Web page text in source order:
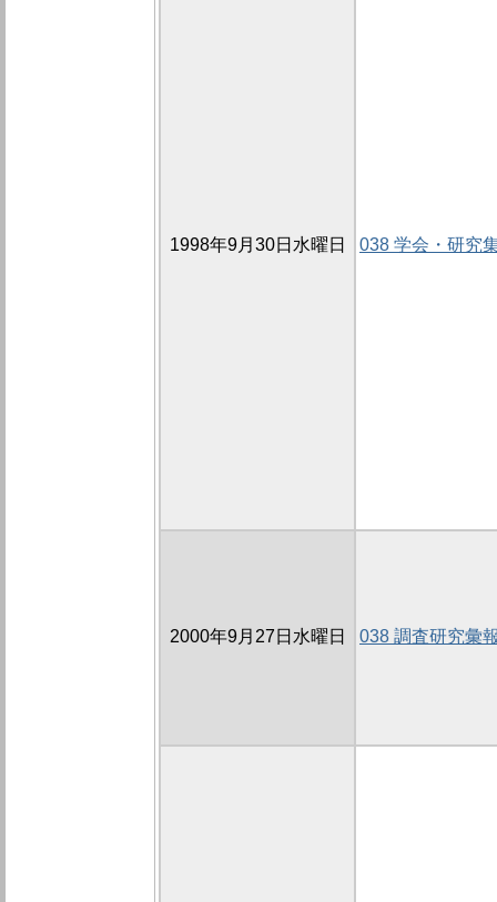
1998年9月30日水曜日 038 学会・研究
2000年9月27日水曜日 038 調査研究彙